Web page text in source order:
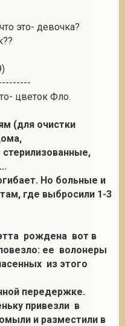
это- девочка?
цветок Фло.
(для очистки
Но больные и
где выбросили 1-3
рождена вот в
ее волонеры
из этого
передержке.
привезли в
и разместили в